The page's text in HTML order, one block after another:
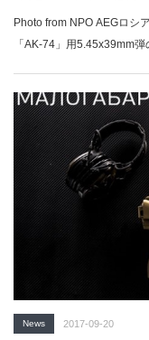
Photo from NPO AEGロシ
「AK-74」用5.45x39mm
News 2017-09-20